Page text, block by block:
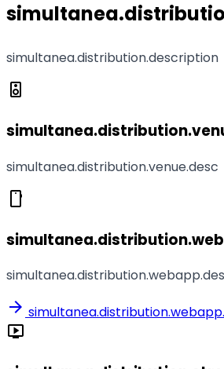
simultanea.distribution.description
speaker
simultanea.distribution.venue.desc
smartphone
arrow_forward
live_tv